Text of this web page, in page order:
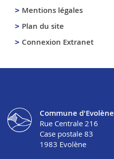
Mentions légales
Plan du site
Connexion Extranet
Commune d'Evolène
Rue Centrale 216
Case postale 83
1983 Evolène